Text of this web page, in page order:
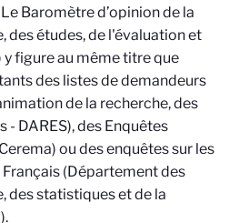
Baromètre d’opinion de la
des études, de l'évaluation et
y figure au même titre que
des listes de demandeurs
de la recherche, des
DARES), des Enquêtes
ou des enquêtes sur les
(Département des
des statistiques et de la